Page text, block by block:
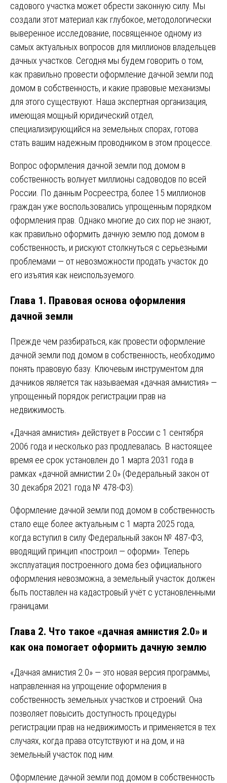
садового участка может обрести законную силу. Мы
создали этот материал как глубокое, методологически
выверенное исследование, посвященное одному из
самых актуальных вопросов для миллионов владельцев
дачных участков. Сегодня мы будем говорить о том,
как правильно провести оформление дачной земли под
домом в собственность, и какие правовые механизмы
для этого существуют. Наша экспертная организация,
имеющая мощный юридический отдел,
специализирующийся на земельных спорах, готова
стать вашим надежным проводником в этом процессе.
Вопрос оформления дачной земли под домом в
собственность волнует миллионы садоводов по всей
России. По данным Росреестра, более 15 миллионов
граждан уже воспользовались упрощенным порядком
оформления прав. Однако многие до сих пор не знают,
как правильно оформить дачную землю под домом в
собственность, и рискуют столкнуться с серьезными
проблемами — от невозможности продать участок до
его изъятия как неиспользуемого.
Глава 1. Правовая основа оформления
дачной земли
Прежде чем разбираться, как провести оформление
дачной земли под домом в собственность, необходимо
понять правовую базу. Ключевым инструментом для
дачников является так называемая «дачная амнистия» —
упрощенный порядок регистрации прав на
недвижимость.
«Дачная амнистия» действует в России с 1 сентября
2006 года и несколько раз продлевалась. В настоящее
время ее срок установлен до 1 марта 2031 года в
рамках «дачной амнистии 2.0» (Федеральный закон от
30 декабря 2021 года № 478-ФЗ).
Оформление дачной земли под домом в собственность
стало еще более актуальным с 1 марта 2025 года,
когда вступил в силу Федеральный закон № 487-ФЗ,
вводящий принцип «построил — оформи». Теперь
эксплуатация построенного дома без официального
оформления невозможна, а земельный участок должен
быть поставлен на кадастровый учёт с установленными
границами.
Глава 2. Что такое «дачная амнистия 2.0» и
как она помогает оформить дачную землю
«Дачная амнистия 2.0» — это новая версия программы,
направленная на упрощение оформления в
собственность земельных участков и строений. Она
позволяет повысить доступность процедуры
регистрации прав на недвижимость и применяется в тех
случаях, когда права отсутствуют и на дом, и на
земельный участок под ним.
Оформление дачной земли под домом в собственность